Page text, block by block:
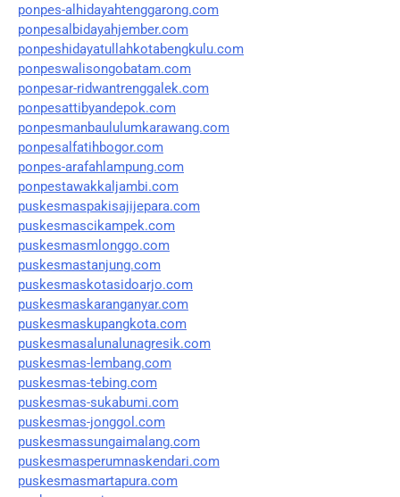
ponpes-alhidayahtenggarong.com
ponpesalbidayahjember.com
ponpeshidayatullahkotabengkulu.com
ponpeswalisongobatam.com
ponpesar-ridwantrenggalek.com
ponpesattibyandepok.com
ponpesmanbaululumkarawang.com
ponpesalfatihbogor.com
ponpes-arafahlampung.com
ponpestawakkaljambi.com
puskesmaspakisajijepara.com
puskesmascikampek.com
puskesmasmlonggo.com
puskesmastanjung.com
puskesmaskotasidoarjo.com
puskesmaskaranganyar.com
puskesmaskupangkota.com
puskesmasalunalunagresik.com
puskesmas-lembang.com
puskesmas-tebing.com
puskesmas-sukabumi.com
puskesmas-jonggol.com
puskesmassungaimalang.com
puskesmasperumnaskendari.com
puskesmasmartapura.com